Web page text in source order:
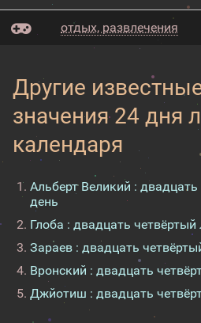
отдых, развлечения
Другие
значения 24 дня
календаря
Альберт Великий :
день
Глоба : двадцать
Зараев : двадцать
Вронский : двадцать
Джйотиш : двадцать